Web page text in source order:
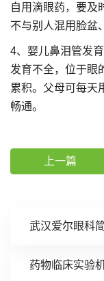
武汉爱尔眼科
药物临床实验
自用滴眼药，要及
不与别人混用脸盆
4、婴儿鼻泪管发
发育不全，位于眼
累积。父母可每天
畅通。
上一篇